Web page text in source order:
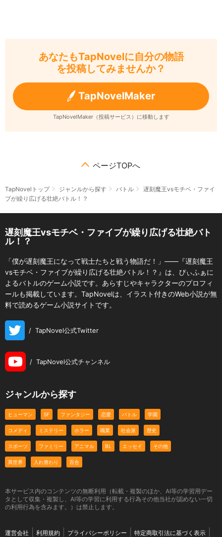
あなたもTapNovelに自分の物語
を投稿してみませんか？
TapNovelMaker
TapNovelMaker（投稿サービス）に移動します
ページTOPへ
TapNovelトップ ジャンルから探す バトル
遅刻魔王vsモチベ・ファイ
ブが繰り広げる壮絶バトル！？
遅刻魔王vsモチベ・ファイブが繰り広げる壮絶バト
ル！？
「僕が遅刻魔王になって戦士たちと戦う物語だ！」――『遅刻魔王
vsモチベ・ファイブが繰り広げる壮絶バトル！？』は、ぴぃふぁに
よるバトルのゲーム小説です。あらすじやキャラクターのプロフィ
ールも掲載しています。TapNovelは、イラスト付きのWeb小説が無
料で読めるゲーム小説サイトです。
/ TapNovel公式Twitter
/ TapNovel公式チャンネル
ジャンルから探す
ヒューマン SF ファンタジー 恋愛 バトル 学園
コメディ ミステリー ホラー 職業 社会派 歴史
スポーツ ファミリー アニマル BL エッセイ その他
異世界 入れ替わり 百合
本サービス内のコンテンツの無断利用（転載・複製のほか、AI等の学習用デー
タとして収集・複製し、AI等の学習に利用する行為その他当社が認めない一切
の利用行為を含みます。）は禁止します。
運営会社 利用規約 プライバシーポリシー 特定商取引法に基づく表示